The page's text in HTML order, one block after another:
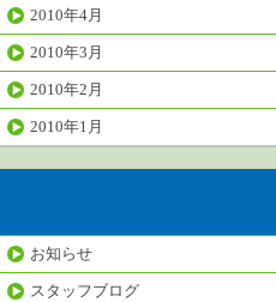
2010年4月
2010年3月
2010年2月
2010年1月
お知らせ
スタッフブログ